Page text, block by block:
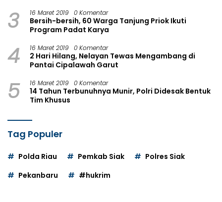
3 16 Maret 2019 0 Komentar
Bersih-bersih, 60 Warga Tanjung Priok Ikuti
Program Padat Karya
4 16 Maret 2019 0 Komentar
2 Hari Hilang, Nelayan Tewas Mengambang di
Pantai Cipalawah Garut
5 16 Maret 2019 0 Komentar
14 Tahun Terbunuhnya Munir, Polri Didesak Bentuk
Tim Khusus
Tag Populer
Polda Riau Pemkab Siak
Polres Siak
Pekanbaru
#hukrim